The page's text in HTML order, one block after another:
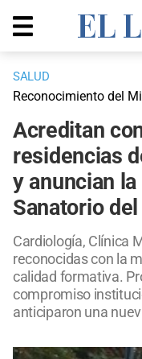
SALUD
Reconocimiento del
Acreditan
residencias
y anuncian
Sanatorio
Cardiología, Clínica
reconocidas con la
calidad formativa.
compromiso
anticiparon una